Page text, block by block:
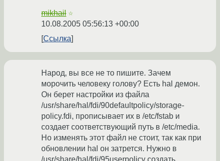
mikhail ☆
10.08.2005 05:56:13 +00:00
Ссылка
Народ, вы все не то пишите. Зачем
морочить человеку голову? Есть hal демон.
Он берет настройки из файла
/usr/share/hal/fdi/90defaultpolicy/storage-
policy.fdi, прописывает их в /etc/fstab и
создает соответствующий путь в /etc/media.
Но изменять этот файл не стоит, так как при
обновлении hal он затрется. Нужно в